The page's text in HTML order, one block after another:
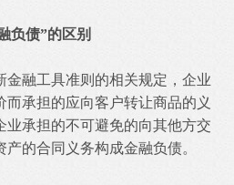
负债”的区别
金融工具准则的相关规定，企业
而承担的应向客户转让商品的义
业承担的不可避免的向其他方交
的合同义务构成金融负债。